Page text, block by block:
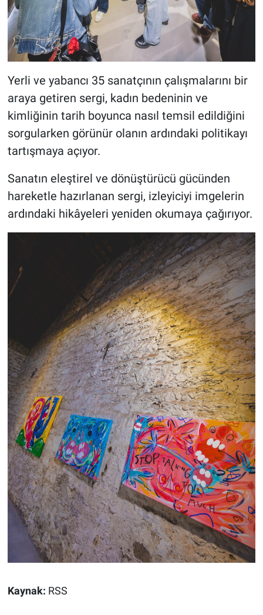
Yerli ve yabancı 35 sanatçının çalışmalarını bir
araya getiren sergi, kadın bedeninin ve
kimliğinin tarih boyunca nasıl temsil edildiğini
sorgularken görünür olanın ardındaki politikayı
tartışmaya açıyor.
Sanatın eleştirel ve dönüştürücü gücünden
hareketle hazırlanan sergi, izleyiciyi imgelerin
ardındaki hikâyeleri yeniden okumaya çağırıyor.
Kaynak: RSS